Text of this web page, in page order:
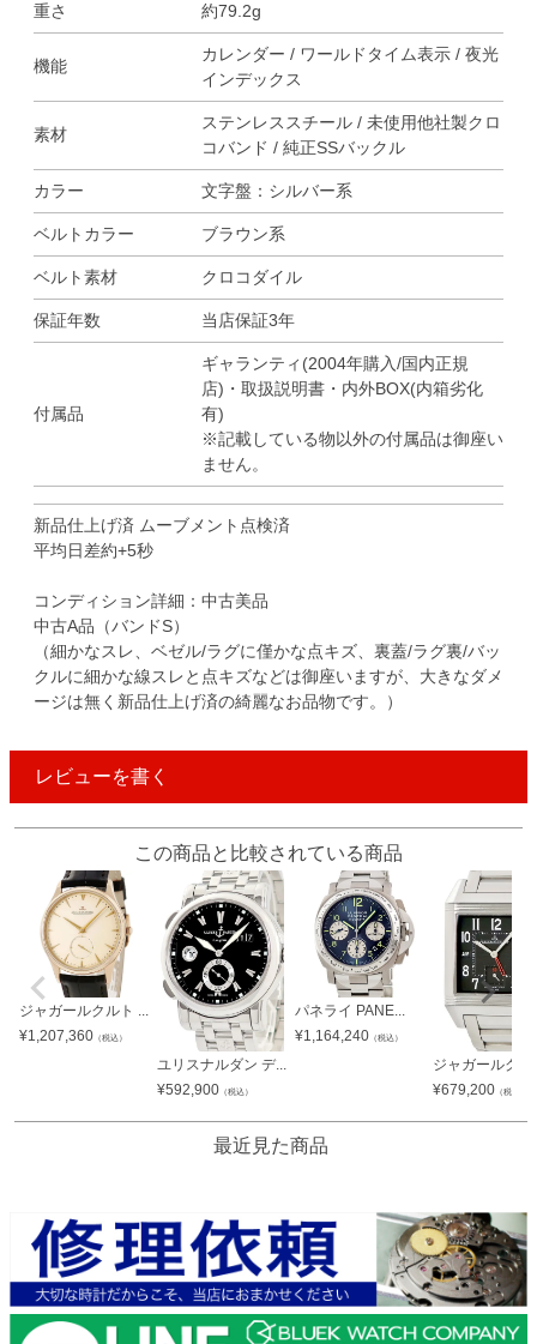
重さ 約79.2g
機能
カレンダー / ワールドタイム表示 / 夜光
インデックス
素材
ステンレススチール / 未使用他社製クロ
コバンド / 純正SSバックル
カラー 文字盤：シルバー系
ベルトカラー ブラウン系
ベルト素材 クロコダイル
保証年数 当店保証3年
付属品
ギャランティ(2004年購入/国内正規
店)・取扱説明書・内外BOX(内箱劣化
有)
※記載している物以外の付属品は御座い
ません。
新品仕上げ済 ムーブメント点検済
平均日差約+5秒
コンディション詳細：中古美品
中古A品（バンドS）
（細かなスレ、ベゼル/ラグに僅かな点キズ、裏蓋/ラグ裏/バッ
クルに細かな線スレと点キズなどは御座いますが、大きなダメ
ージは無く新品仕上げ済の綺麗なお品物です。）
レビューを書く
この商品と比較されている商品
ジャガールクルト ...
¥1,207,360 （税込）
ユリスナルダン デ...
¥592,900 （税込）
パネライ PANE...
¥1,164,240 （税込）
ジャガールクル
¥679,200 （税込）
最近見た商品